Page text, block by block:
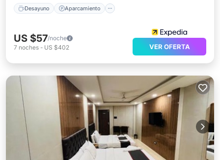
Desayuno Aparcamiento
US $57/noche
7 noches - US $402 VER OFERTA